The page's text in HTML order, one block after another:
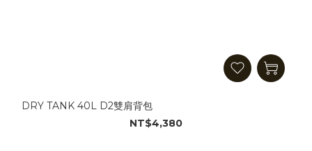
DRY TANK 40L D2雙肩背包
NT$4,380